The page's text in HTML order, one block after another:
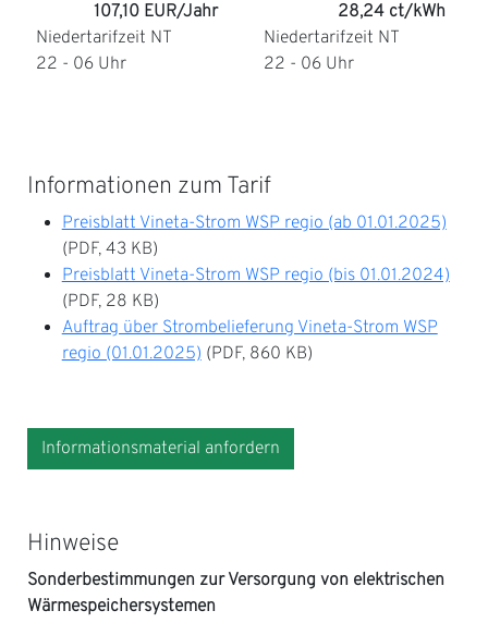
107,10 EUR/Jahr
Niedertarifzeit NT
22 - 06 Uhr
28,24 ct/kWh
Niedertarifzeit NT
22 - 06 Uhr
Informationen zum Tarif
Preisblatt Vineta-Strom WSP regio (ab 01.01.2025)
(PDF, 43 KB)
Preisblatt Vineta-Strom WSP regio (bis 01.01.2024)
(PDF, 28 KB)
Auftrag über Strombelieferung Vineta-Strom WSP
regio (01.01.2025)(PDF, 860 KB)
Informationsmaterial anfordern
Hinweise
Sonderbestimmungen zur Versorgung von elektrischen
Wärmespeichersystemen